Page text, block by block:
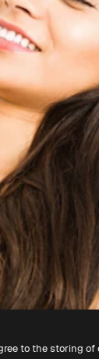
to the storing